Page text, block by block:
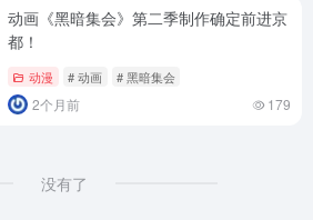
动画《黑暗集会》第二季制作确定前进京
都！
动漫 # 动画 # 黑暗集会
2个月前 179
没有了